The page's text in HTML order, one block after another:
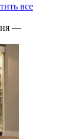
все
—